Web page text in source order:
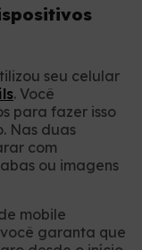
seu celular
. Você
para fazer isso
Nas duas
com
ou imagens
mobile
garanta que